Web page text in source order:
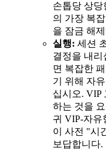
손톱당 상당
의 가장 복
을 잠금 해
실행: 세션
결정을 내리
면 복잡한
기 위해 자
십시오. VIP
하는 것을
귀 VIP-자유
이 사전 "시
보답합니다.